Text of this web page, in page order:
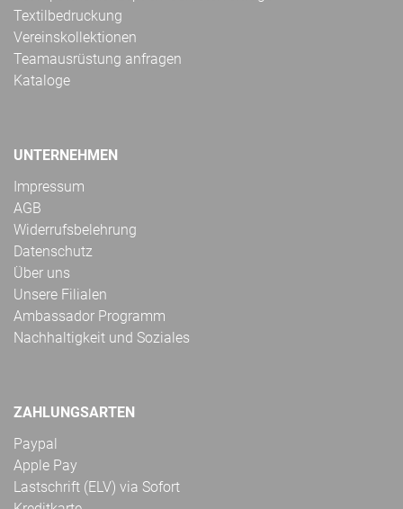
Textilbedruckung
Vereinskollektionen
Teamausrüstung anfragen
Kataloge
UNTERNEHMEN
Impressum
AGB
Widerrufsbelehrung
Datenschutz
Über uns
Unsere Filialen
Ambassador Programm
Nachhaltigkeit und Soziales
ZAHLUNGSARTEN
Paypal
Apple Pay
Lastschrift (ELV) via Sofort